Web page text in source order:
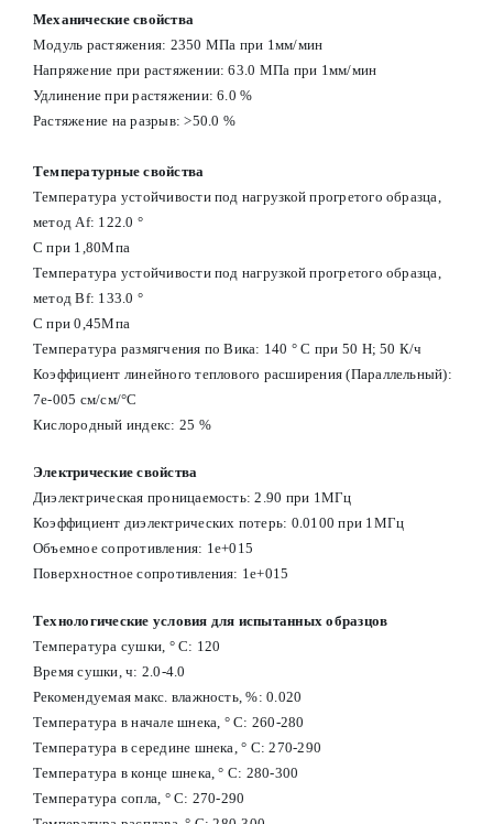
Механические свойства
Модуль растяжения: 2350 МПа при 1мм/мин
Напряжение при растяжении: 63.0 МПа при 1мм/мин
Удлинение при растяжении: 6.0 %
Растяжение на разрыв: >50.0 %
Температурные свойства
Температура устойчивости под нагрузкой прогретого образца,
метод Af: 122.0 °
С при 1,80Мпа
Температура устойчивости под нагрузкой прогретого образца,
метод Вf: 133.0 °
С при 0,45Мпа
Температура размягчения по Вика: 140 ° С при 50 Н; 50 К/ч
Коэффициент линейного теплового расширения (Параллельный):
7e-005 см/см/°С
Кислородный индекс: 25 %
Электрические свойства
Диэлектрическая проницаемость: 2.90 при 1МГц
Коэффициент диэлектрических потерь: 0.0100 при 1МГц
Объемное сопротивления: 1e+015
Поверхностное сопротивления: 1e+015
Технологические условия для испытанных образцов
Температура сушки, ° С: 120
Время сушки, ч: 2.0-4.0
Рекомендуемая макс. влажность, %: 0.020
Температура в начале шнека, ° С: 260-280
Температура в середине шнека, ° С: 270-290
Температура в конце шнека, ° С: 280-300
Температура сопла, ° С: 270-290